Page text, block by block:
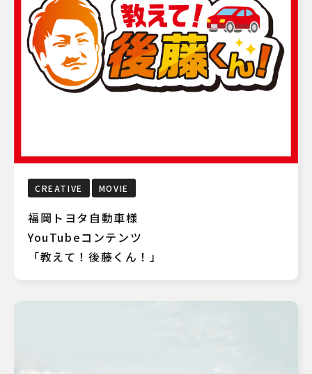
CREATIVE MOVIE
福岡トヨタ自動車様
YouTubeコンテンツ
「教えて！後藤くん！」